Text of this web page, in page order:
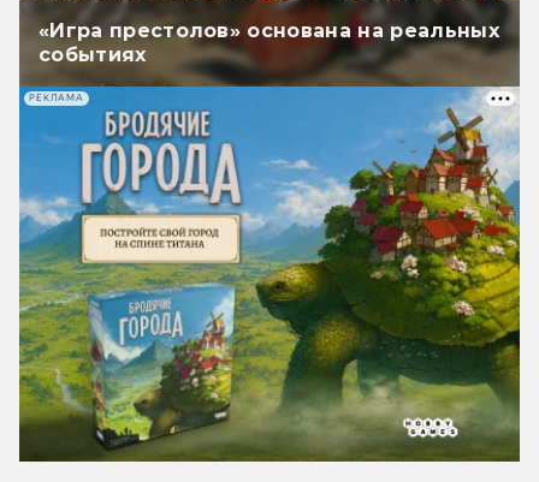
«Игра престолов» основана на реальных
событиях
РЕКЛАМА